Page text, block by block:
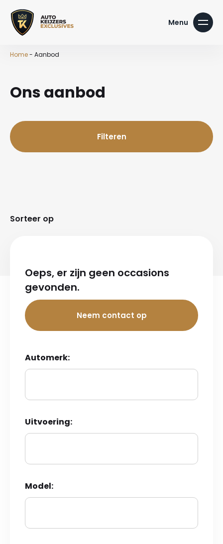
Home- Aanbod
Ons aanbod
Filteren
Sorteer op
Oeps, er zijn geen occasions
gevonden.
Neem contact op
Automerk:
Uitvoering:
Model: